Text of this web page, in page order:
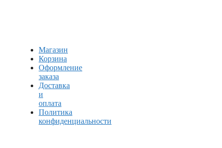
Магазин
Корзина
Оформление
заказа
Доставка
и
оплата
Политика
конфиденциальности